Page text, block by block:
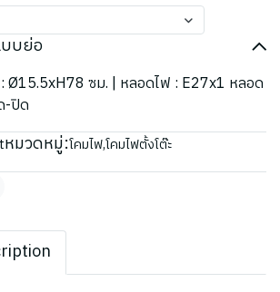
บย่อ
Ø15.5xH78 ซม. | หลอดไฟ : E27x1 หลอด
-ปิด
หมวดหมู่:โคมไฟ,โคมไฟตั้งโต๊ะ